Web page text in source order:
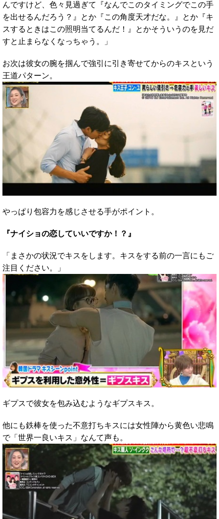
んですけど、色々見過ぎて『なんでこのタイミングでこの手
を出せるんだろう？』とか『この角度天才だな。』とか『キ
スするときはこの照明当てるんだ！』とかそういうのを見だ
すと止まらなくなっちゃう。」
お次は彼女の腕を掴んで強引に引き寄せてからのキスという
王道パターン。
やっぱり包容力を感じさせる手がポイント。
『ナイショの恋していいですか！？』
「まさかの状況でキスをします。キスをする前の一言にもご
注目ください。」
ギプスで彼女を包み込むようなギプスキス。
他にも鉄棒を使った不意打ちキスには女性陣から黄色い悲鳴
で「世界一良いキス」なんて声も。